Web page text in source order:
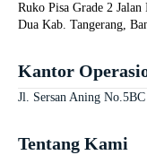
Ruko Pisa Grade 2
Dua Kab. Tangerang,
Kantor
Jl. Sersan Aning
Tentang Kami